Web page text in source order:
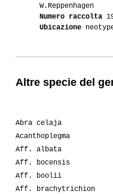
W.Reppenhagen
Numero raccolta
Ubicazione
Altre specie del
Abra celaja
Acanthoplegma
Aff. albata
Aff. bocensis
Aff. boolii
Aff. brachytrichion